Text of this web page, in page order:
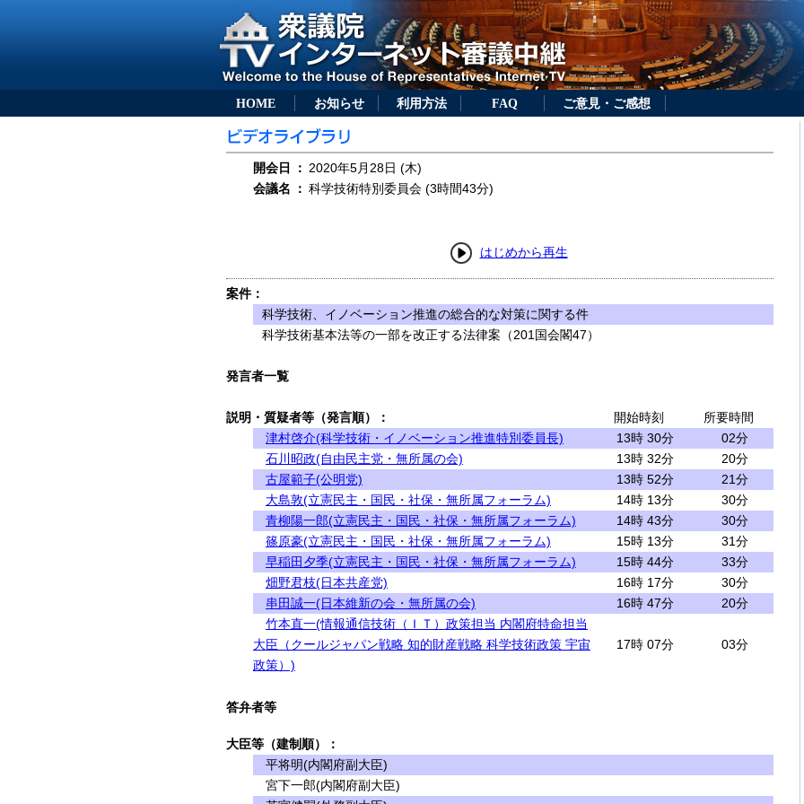
HOME お知らせ 利用方法 FAQ ご意見・ご感想
開会日 ： 2020年5月28日 (木)
会議名
： 科学技術特別委員会 (3時間43分)
はじめから再生
案件：
科学技術、イノベーション推進の総合的な対策に関する件
科学技術基本法等の一部を改正する法律案（201国会閣47）
発言者一覧
説明・質疑者等（発言順）： 開始時刻
所要時間
津村啓介(科学技術・イノベーション推進特別委員長)
13時 30分
02分
石川昭政(自由民主党・無所属の会)
13時 32分
20分
古屋範子(公明党)
13時 52分
21分
大島敦(立憲民主・国民・社保・無所属フォーラム)
14時 13分
30分
青柳陽一郎(立憲民主・国民・社保・無所属フォーラム)
14時 43分
30分
篠原豪(立憲民主・国民・社保・無所属フォーラム)
15時 13分
31分
早稲田夕季(立憲民主・国民・社保・無所属フォーラム)
15時 44分
33分
畑野君枝(日本共産党)
16時 17分
30分
串田誠一(日本維新の会・無所属の会)
16時 47分
20分
竹本直一(情報通信技術（ＩＴ）政策担当 内閣府特命担当
大臣（クールジャパン戦略 知的財産戦略 科学技術政策 宇宙
政策）)
17時 07分 03分
答弁者等
大臣等（建制順）：
平将明(内閣府副大臣)
宮下一郎(内閣府副大臣)